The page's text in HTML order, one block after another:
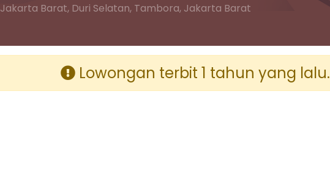
Barat, Duri Selatan, Tambora, Jakarta Barat
Lowongan terbit 1 tahun yang lalu.